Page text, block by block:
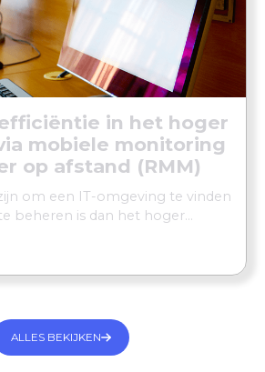
in het hoger
mobiele monitoring
op afstand (RMM)
om een IT-omgeving te vinden
beheren is dan het hoger...
ALLES BEKIJKEN